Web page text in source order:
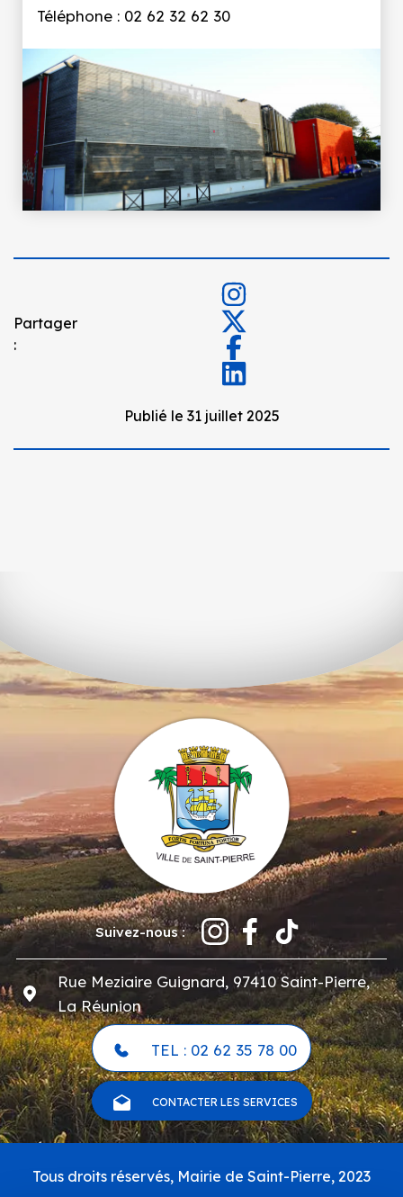
Téléphone : 02 62 32 62 30
Partager
:
Publié le 31 juillet 2025
Suivez-nous :
Rue Meziaire Guignard, 97410 Saint-Pierre,
La Réunion
TEL : 02 62 35 78 00
CONTACTER LES SERVICES
Pied
Tous droits réservés, Mairie de Saint-Pierre, 2023